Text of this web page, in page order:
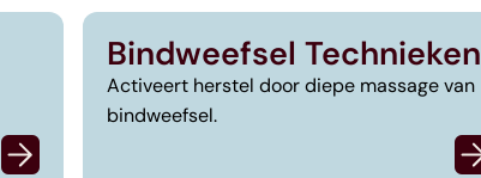
Bindweefsel Technieken
Activeert herstel door diepe massage van
bindweefsel.